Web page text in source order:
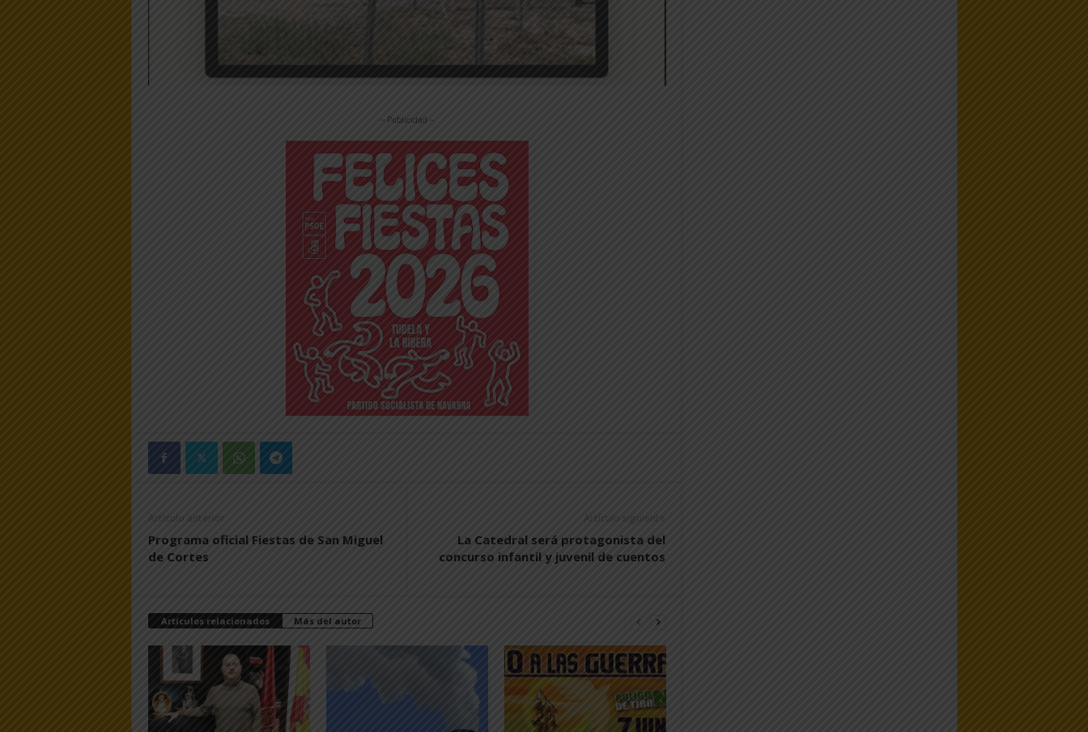
-- Publicidad --
Artículo anterior
Programa oficial Fiestas de San Miguel
de Cortes
Artículo siguiente
La Catedral será protagonista del
concurso infantil y juvenil de cuentos
Artículos relacionados Más del autor